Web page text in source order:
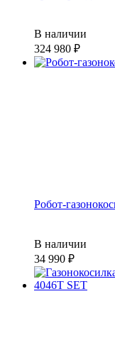
В наличии
324 980
Робот-
В наличии
34 990